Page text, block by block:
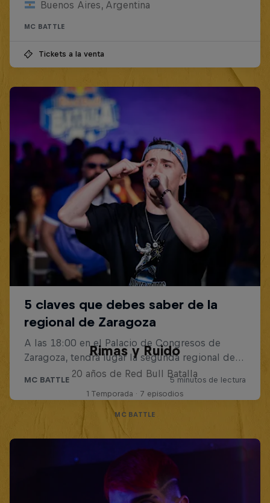
Buenos Aires, Argentina
MC BATTLE
Tickets a la venta
Rimas y Ruido
20 años de Red Bull Batalla
1 Temporada · 7 episodios
MC BATTLE